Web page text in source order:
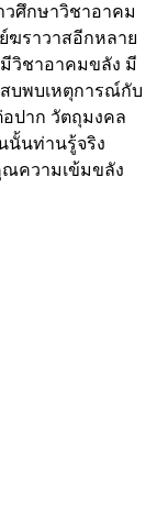
วศึกษาวิชาอาคม
ฆราวาสอีกหลาย
วิชาอาคมขลัง มี
บพบเหตุการณ์กับ
ปาก วัตถุมงคล
นั้นท่านรู้จริง
ความเข้มขลัง